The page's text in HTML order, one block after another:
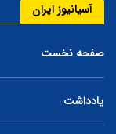
آسیانیوز ایران
صفحه نخست
یادداشت